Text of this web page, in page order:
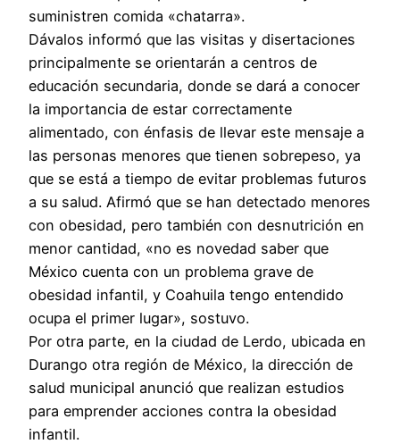
suministren comida «chatarra».
Dávalos informó que las visitas y disertaciones
principalmente se orientarán a centros de
educación secundaria, donde se dará a conocer
la importancia de estar correctamente
alimentado, con énfasis de llevar este mensaje a
las personas menores que tienen sobrepeso, ya
que se está a tiempo de evitar problemas futuros
a su salud. Afirmó que se han detectado menores
con obesidad, pero también con desnutrición en
menor cantidad, «no es novedad saber que
México cuenta con un problema grave de
obesidad infantil, y Coahuila tengo entendido
ocupa el primer lugar», sostuvo.
Por otra parte, en la ciudad de Lerdo, ubicada en
Durango otra región de México, la dirección de
salud municipal anunció que realizan estudios
para emprender acciones contra la obesidad
infantil.